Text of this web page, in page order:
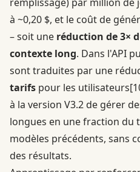
à ~0,20 $, et le coût de
– soit une réduction de 3×
contexte long. Dans l'API
sont traduites par une
tarifs pour les utilisateurs
à la version V3.2 de gérer
longues en une fraction du
modèles précédents, sans
des résultats.